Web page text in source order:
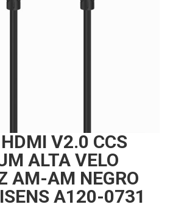
V2.0 CCS
ALTA VELO
AM-AM NEGRO
A120-0731